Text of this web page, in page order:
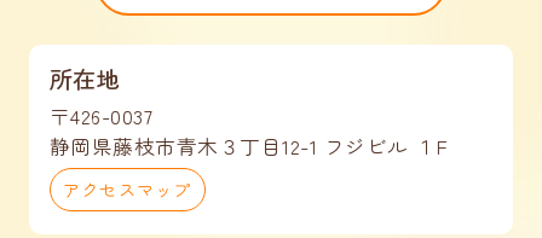
所在地
〒426-0037
静岡県藤枝市青木３丁目12-1 フジビル １F
アクセスマップ